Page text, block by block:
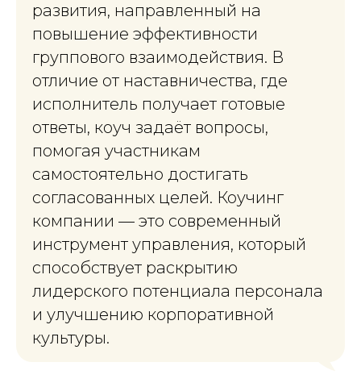
развития, направленный на
повышение эффективности
группового взаимодействия. В
отличие от наставничества, где
исполнитель получает готовые
ответы, коуч задаёт вопросы,
помогая участникам
самостоятельно достигать
согласованных целей. Коучинг
компании — это современный
инструмент управления, который
способствует раскрытию
лидерского потенциала персонала
и улучшению корпоративной
культуры.